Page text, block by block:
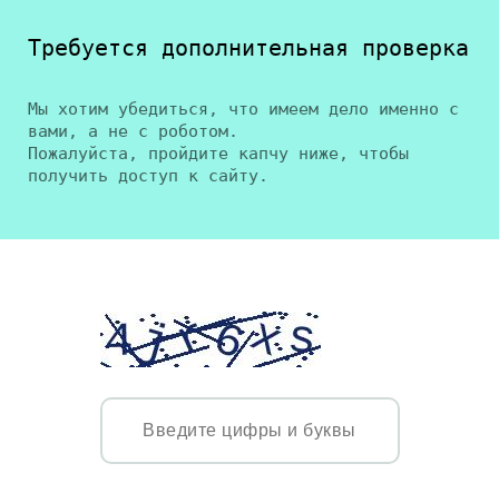
Требуется дополнительная проверка
Мы хотим убедиться, что имеем дело именно с
вами, а не с роботом.
Пожалуйста, пройдите капчу ниже, чтобы
получить доступ к сайту.